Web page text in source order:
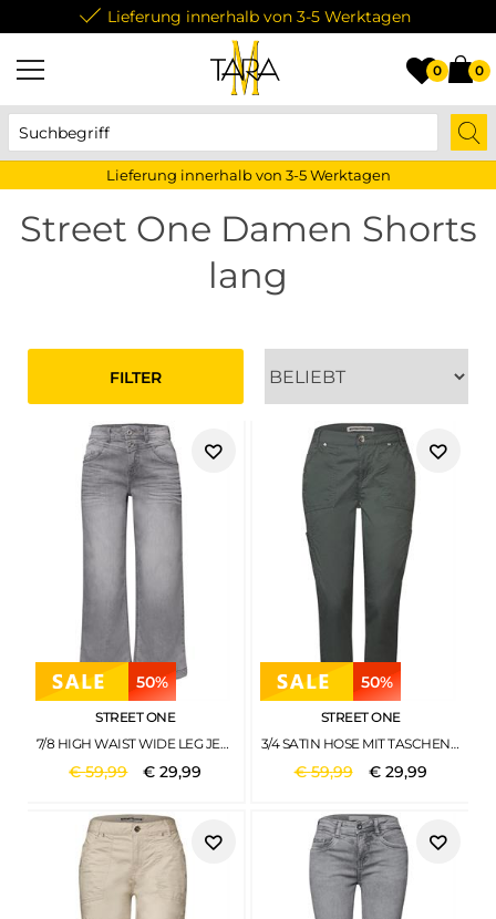
Lieferung innerhalb von 3-5 Werktagen
0 0
Lieferung innerhalb von 3-5 Werktagen
Street One Damen Shorts
lang
FILTER
50%
STREET ONE
7/8 HIGH WAIST WIDE LEG JEANS IM LOOSE FIT LIGHT GREY WASH
€59,99 €29,99
50%
STREET ONE
3/4 SATIN HOSE MIT TASCHEN MARSHY GREEN
€59,99 € 29,99